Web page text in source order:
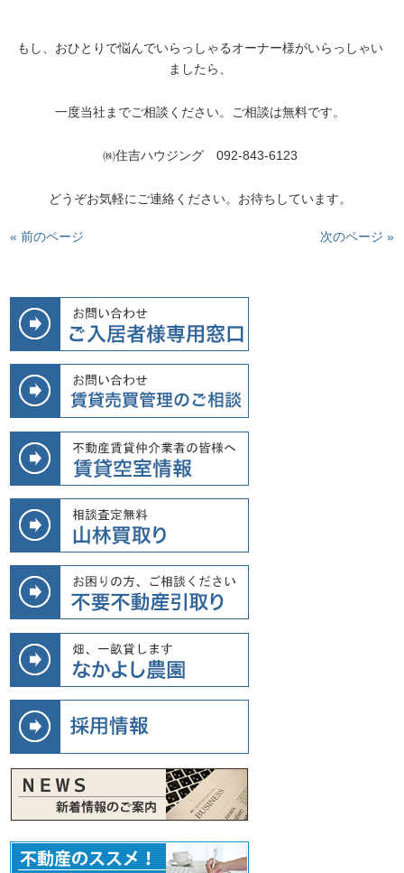
もし、おひとりで悩んでいらっしゃるオーナー様がいらっしゃい
ましたら、
一度当社までご相談ください。ご相談は無料です。
㈱住吉ハウジング 092-843-6123
どうぞお気軽にご連絡ください。お待ちしています。
« 前のページ 次のページ »